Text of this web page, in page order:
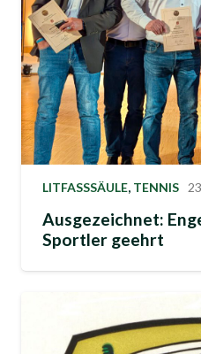
LITFASSSÄULE, TENNIS
Ausgezeichnet:
Sportler geehrt